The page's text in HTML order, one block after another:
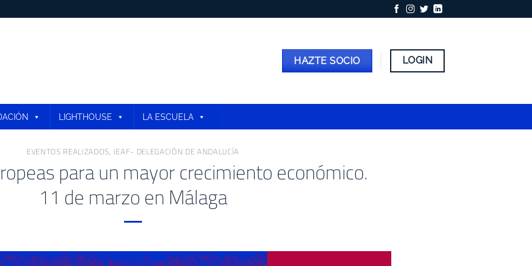
HAZTE SOCIO LOGIN
LIGHTHOUSE LA ESCUELA
EVENTOS REALIZADOS, IEAF- DELEGACIÓN DE ANDALUCÍA
para un mayor crecimiento económico.
11 de marzo en Málaga